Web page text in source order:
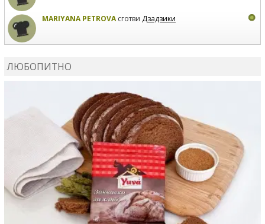
MARIYANA PETROVAсготви Дзадзики
ЛЮБОПИТНО